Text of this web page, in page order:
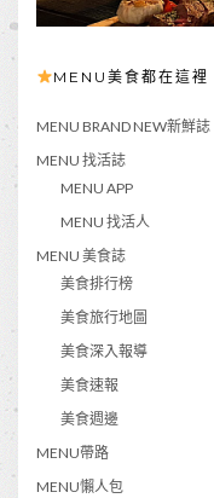
MENU美食都在這裡
MENU BRAND NEW新鮮誌
MENU 找活誌
MENU APP
MENU 找活人
MENU 美食誌
美食排行榜
美食旅行地圖
美食深入報導
美食速報
美食週邊
MENU帶路
MENU懶人包